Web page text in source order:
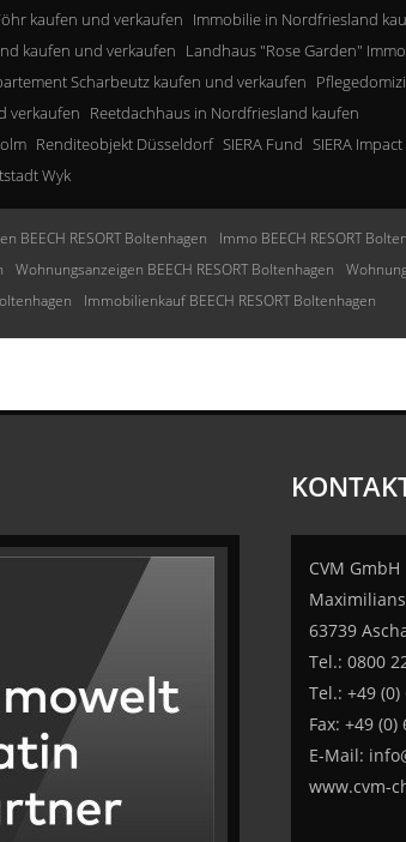
kaufen und verkaufen Immobilie in Nordfriesland
kaufen und verkaufen Landhaus "Rose Garden"
Scharbeutz kaufen und verkaufen
verkaufen Reetdachhaus in Nordfriesland kaufen
Renditeobjekt Düsseldorf SIERA Fund SIERA
Wyk
BEECH RESORT Boltenhagen Immo BEECH RESORT
Wohnungsanzeigen BEECH RESORT Boltenhagen
Immobilienkauf BEECH RESORT Boltenhagen
CVM GmbH
63739
Tel.: 0800
Tel.: +49
Fax: +49
E-Mail:
www.cvm-